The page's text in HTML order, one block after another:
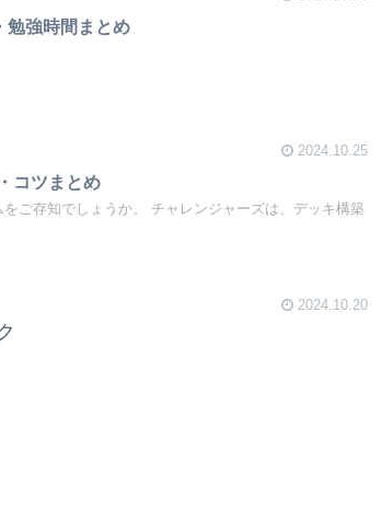
勉強時間まとめ
2024.10.25
コツまとめ
ご存知でしょうか。 チャレンジャーズは、デッキ構築
2024.10.20